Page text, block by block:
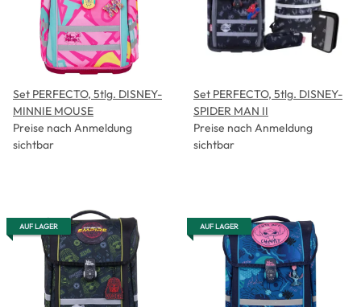
Set PERFECTO, 5tlg. DISNEY-
MINNIE MOUSE
Preise nach Anmeldung
sichtbar
Set PERFECTO, 5tlg. DISNEY-
SPIDER MAN II
Preise nach Anmeldung
sichtbar
AUF LAGER AUF LAGER